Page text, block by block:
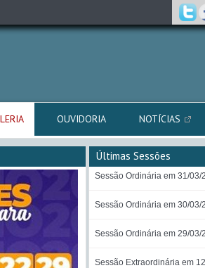
OUVIDORIA NOTÍCIAS
Últimas Sessões
Sessão Ordinária em 31/03/
Sessão Ordinária em 30/03/
Sessão Ordinária em 29/03/
Sessão Extraordinária em